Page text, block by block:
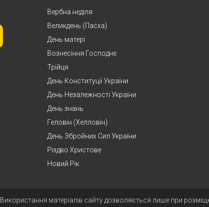
Вербна неділя
Великдень (Пасха)
День матері
Вознесіння Господнє
Трійця
День Конституції України
День Незалежності України
День знань
Геловін (Хелловін)
День Збройних Сил України
Різдво Христове
Новий Рік
Використання матеріалів сайту дозволяється лише при